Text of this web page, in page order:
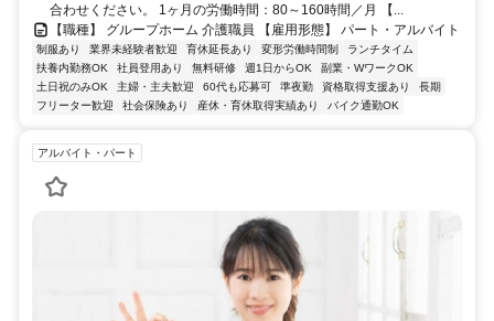
合わせください。 1ヶ月の労働時間：80～160時間／月 【...
【職種】 グループホーム 介護職員 【雇用形態】 パート・アルバイト
制服あり 業界未経験者歓迎 育休延長あり 変形労働時間制
ランチタイム
扶養内勤務OK
社員登用あり 無料研修 週1日からOK
副業・WワークOK
土日祝のみOK
主婦・主夫歓迎 60代も応募可 準夜勤 資格取得支援あり
長期
フリーター歓迎
社会保険あり 産休・育休取得実績あり バイク通勤OK
アルバイト・パート